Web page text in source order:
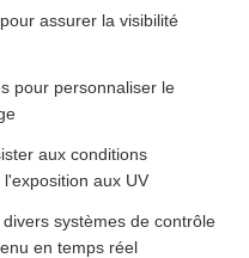
assurer la visibilité
pour personnaliser le
aux conditions
aux UV
systèmes de contrôle
en temps réel